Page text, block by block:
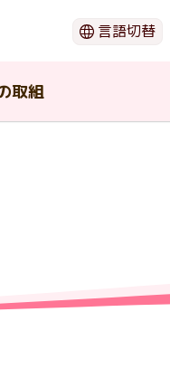
言語切替
ピニオン
者や家族が利用可能
取組
報物